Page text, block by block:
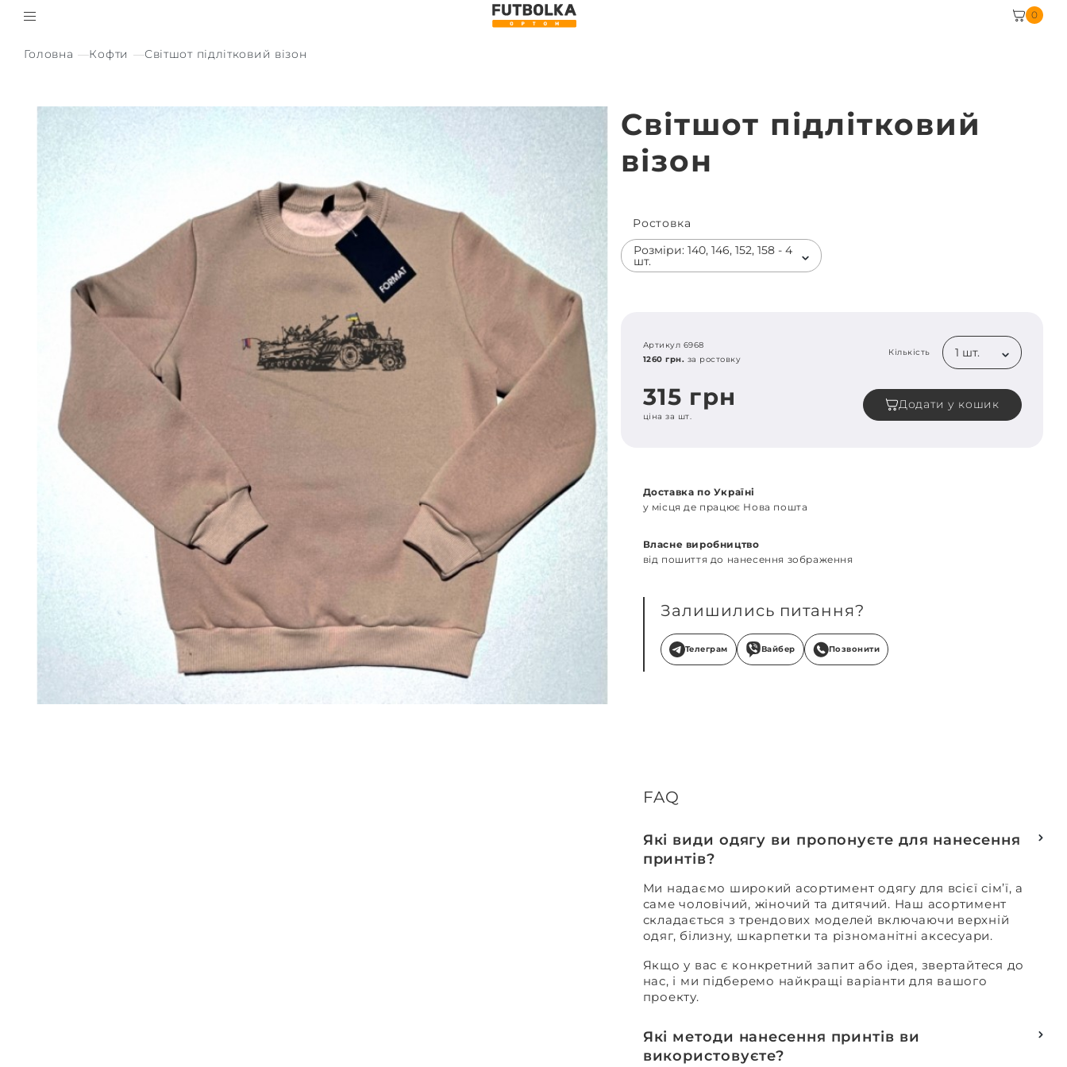
0
Головна Кофти Світшот підлітковий візон
Світшот підлітковий
візон
Ростовка
Розміри: 140, 146, 152, 158 - 4
шт.
Артикул 6968
1260 грн. за ростовку
Кількість 1 шт.
315 грн
ціна за шт.
Додати у кошик
Доставка по Україні
у місця де працює Нова пошта
Власне виробництво
від пошиття до нанесення зображення
Залишились питання?
Телеграм Вайбер Позвонити
FAQ
Які види одягу ви пропонуєте для нанесення
принтів?
Ми надаємо широкий асортимент одягу для всієї сім’ї, а
саме чоловічий, жіночий та дитячий. Наш асортимент
складається з трендових моделей включаючи верхній
одяг, білизну, шкарпетки та різноманітні аксесуари.
Якщо у вас є конкретний запит або ідея, звертайтеся до
нас, і ми підберемо найкращі варіанти для вашого
проекту.
Які методи нанесення принтів ви
використовуєте?